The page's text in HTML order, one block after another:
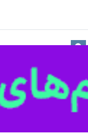
ورزش‌های زورخانه‌ای